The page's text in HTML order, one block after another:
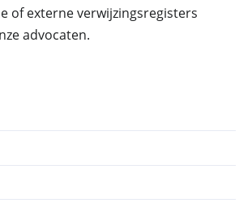
of externe verwijzingsregisters
advocaten.